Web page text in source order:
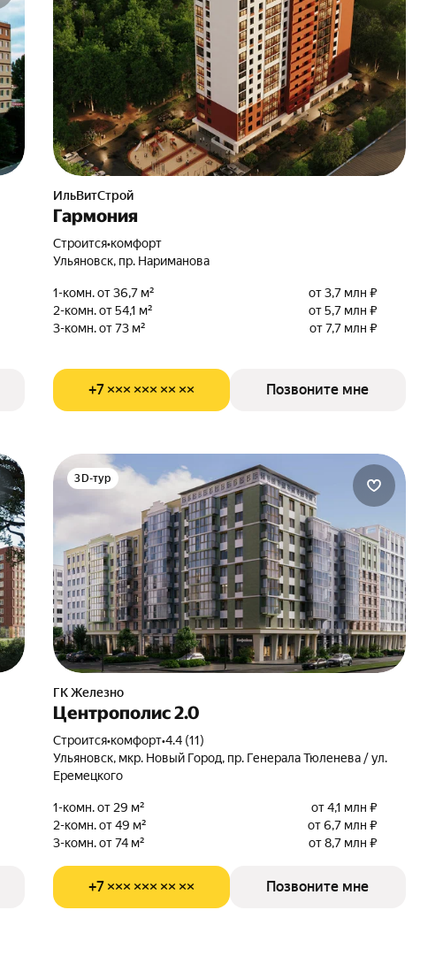
ИльВитСтрой
Гармония
Строится•комфорт
Ульяновск, пр. Нариманова
1-комн. от 36,7 м²
от 3,7 млн ₽
2-комн. от 54,1 м²
от 5,7 млн ₽
3-комн. от 73 м²
от 7,7 млн ₽
+7 ××× ××× ×× ×× Позвоните мне
3D-тур
ГК Железно
Центрополис 2.0
Строится•комфорт•4.4 (11)
Ульяновск, мкр. Новый Город, пр. Генерала Тюленева / ул.
Еремецкого
1-комн. от 29 м²
от 4,1 млн ₽
2-комн. от 49 м²
от 6,7 млн ₽
3-комн. от 74 м²
от 8,7 млн ₽
+7 ××× ××× ×× ×× Позвоните мне